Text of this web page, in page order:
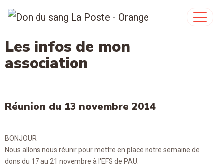
Les infos de mon
association
Réunion du 13 novembre 2014
BONJOUR,
Nous allons nous réunir pour mettre en place notre semaine de
dons du 17 au 21 novembre à l'EFS de PAU.